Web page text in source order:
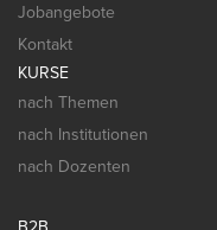
Jobangebote
Kontakt
KURSE
nach Themen
nach Institutionen
nach Dozenten